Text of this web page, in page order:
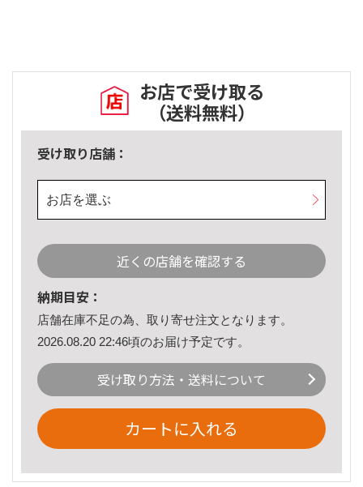
お店で受け取る
（送料無料）
受け取り店舗：
お店を選ぶ
近くの店舗を確認する
納期目安：
店舗在庫不足の為、取り寄せ注文となります。
2026.08.20 22:46頃のお届け予定です。
受け取り方法・送料について
カートに入れる